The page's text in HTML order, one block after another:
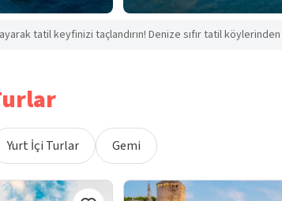
tatil keyfinizi taçlandırın! Denize sıfır tatil
Yurt İçi Turlar Gemi